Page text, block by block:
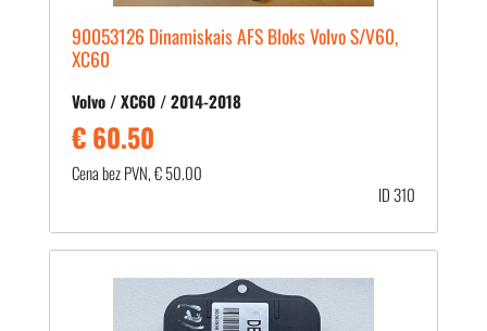
90053126 Dinamiskais AFS Bloks Volvo S/V60,
XC60
Volvo / XC60 / 2014-2018
€ 60.50
Cena bez PVN, € 50.00
ID 310